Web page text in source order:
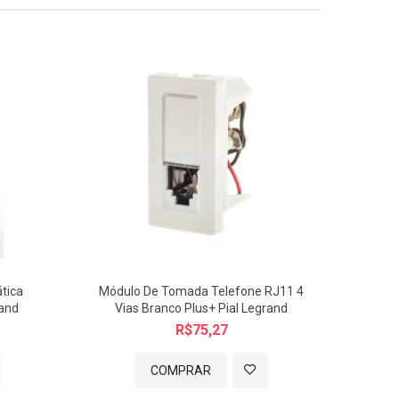
Módulo De Tomada Telefone RJ11 4
Vias Branco Plus+ Pial Legrand
R$75,27
COMPRAR